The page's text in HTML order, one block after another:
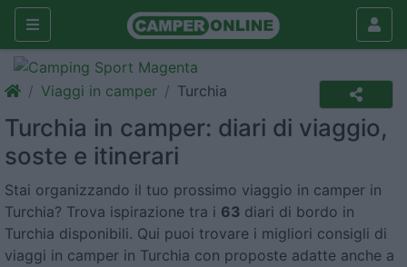
Viaggi in camper Turchia
Turchia in camper: diari di viaggio,
soste e itinerari
Stai organizzando il tuo prossimo viaggio in camper in
Turchia? Trova ispirazione tra i 63 diari di bordo in
Turchia disponibili. Qui puoi trovare i migliori consigli di
viaggi in camper in Turchia con proposte adatte anche a